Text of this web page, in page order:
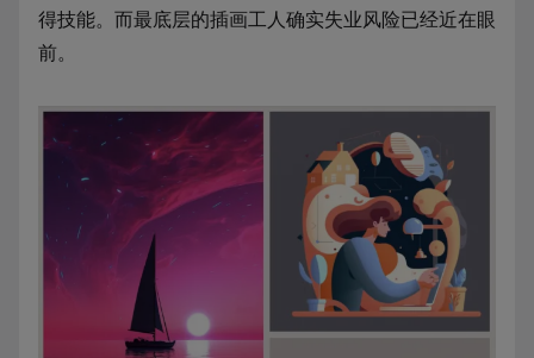
得技能。而最底层的插画工人确实失业风险已经近在眼
前。